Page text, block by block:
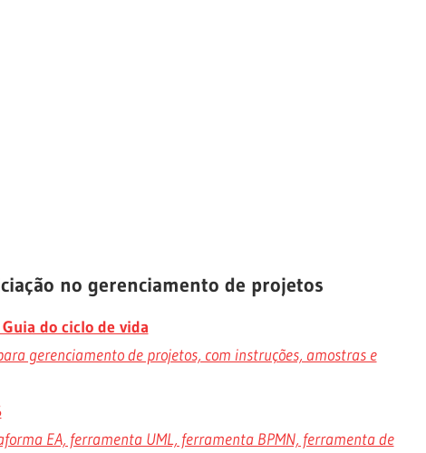
no gerenciamento de projetos
do ciclo de vida
gerenciamento de projetos, com instruções, amostras e
EA, ferramenta UML, ferramenta BPMN, ferramenta de